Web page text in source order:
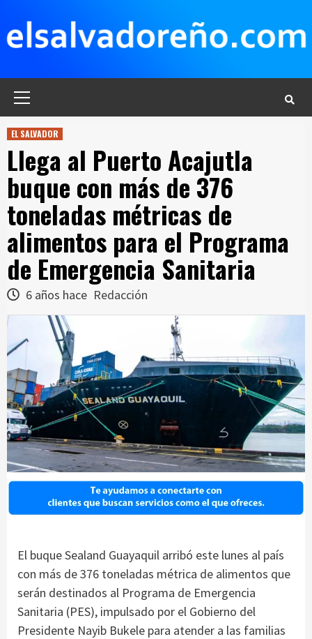
contenido
EL SALVADOR
Llega al Puerto Acajutla
buque con más de 376
toneladas métricas de
alimentos para el Programa
de Emergencia Sanitaria
6 años hace Redacción
El buque Sealand Guayaquil arribó este lunes al país
con más de 376 toneladas métrica de alimentos que
serán destinados al Programa de Emergencia
Sanitaria (PES), impulsado por el Gobierno del
Presidente Nayib Bukele para atender a las familias